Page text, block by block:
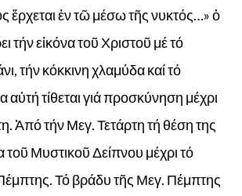
ἔρχεται ἐν τῶ μέσω τῆς νυκτός…» ὁ
τήν εἰκόνα τοῦ Χριστοῦ μέ τό
τήν κόκκινη χλαμύδα καί τό
αὐτή τίθεται γιά προσκύνηση μέχρι
Ἀπό τήν Μεγ. Τετάρτη τή θέση της
τοῦ Μυστικοῦ Δείπνου μέχρι τό
Τό βράδυ τῆς Μεγ. Πέμπτης